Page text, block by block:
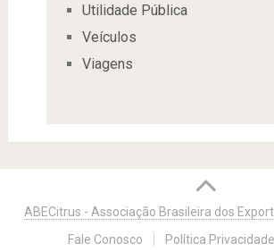
Utilidade Pública
Veículos
Viagens
ABECitrus - Associação Brasileira dos
Fale Conosco
Política Privacidade